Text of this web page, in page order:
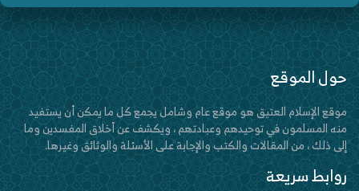
حول الموقع
موقع الإسلام العتيق هو موقع عام وشامل يجمع كل ما يمكن أن يستفيد
منه المسلمون في توحيدهم وعبادتهم ، ويكشف عن أخلاق المفسدين وما
إلى ذلك ، من المقالات والكتب والإجابة على الأسئلة والوثائق وغيرها.
روابط سريعة